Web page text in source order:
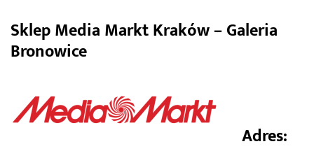
Sklep Media Markt Kraków – Galeria
Bronowice
Adres: